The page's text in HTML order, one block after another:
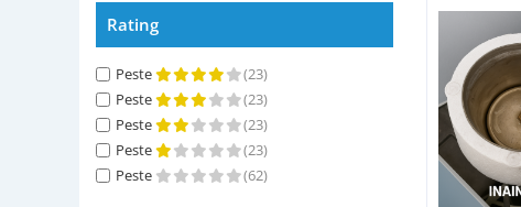
electrice si
electrice
Samsung
Whirlpool
Rating
Peste
(23)
Peste
(23)
Peste
(23)
Peste
(23)
Peste
(62)